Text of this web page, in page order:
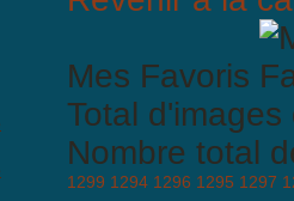
Mes Favoris
Total
Nombre total
1299 1294 1296 1295 1297